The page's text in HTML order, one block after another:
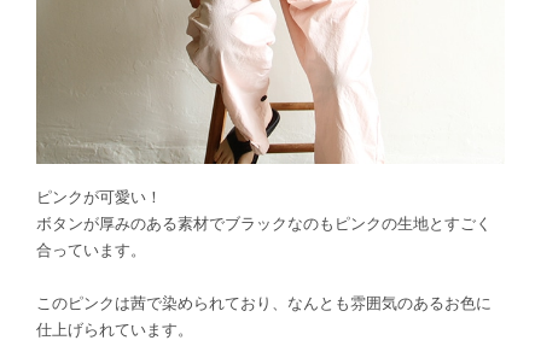
ピンクが可愛い！
ボタンが厚みのある素材でブラックなのもピンクの生地とすごく
合っています。
このピンクは茜で染められており、なんとも雰囲気のあるお色に
仕上げられています。